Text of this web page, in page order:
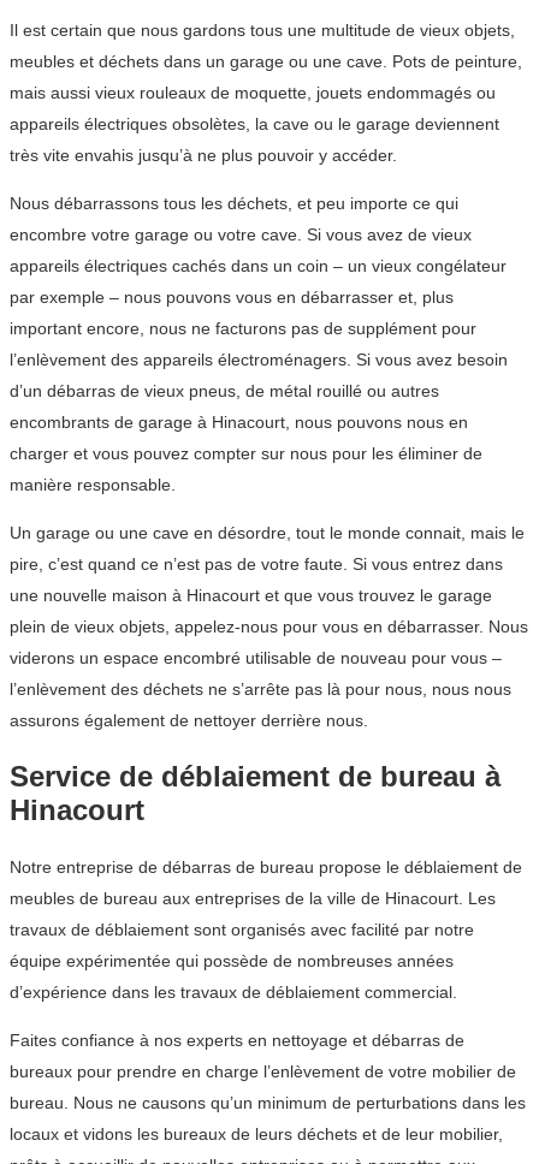
Il est certain que nous gardons tous une multitude de vieux objets,
meubles et déchets dans un garage ou une cave. Pots de peinture,
mais aussi vieux rouleaux de moquette, jouets endommagés ou
appareils électriques obsolètes, la cave ou le garage deviennent
très vite envahis jusqu’à ne plus pouvoir y accéder.
Nous débarrassons tous les déchets, et peu importe ce qui
encombre votre garage ou votre cave. Si vous avez de vieux
appareils électriques cachés dans un coin – un vieux congélateur
par exemple – nous pouvons vous en débarrasser et, plus
important encore, nous ne facturons pas de supplément pour
l’enlèvement des appareils électroménagers. Si vous avez besoin
d’un débarras de vieux pneus, de métal rouillé ou autres
encombrants de garage à Hinacourt, nous pouvons nous en
charger et vous pouvez compter sur nous pour les éliminer de
manière responsable.
Un garage ou une cave en désordre, tout le monde connait, mais le
pire, c’est quand ce n’est pas de votre faute. Si vous entrez dans
une nouvelle maison à Hinacourt et que vous trouvez le garage
plein de vieux objets, appelez-nous pour vous en débarrasser. Nous
viderons un espace encombré utilisable de nouveau pour vous –
l’enlèvement des déchets ne s’arrête pas là pour nous, nous nous
assurons également de nettoyer derrière nous.
Service de déblaiement de bureau à
Hinacourt
Notre entreprise de débarras de bureau propose le déblaiement de
meubles de bureau aux entreprises de la ville de Hinacourt. Les
travaux de déblaiement sont organisés avec facilité par notre
équipe expérimentée qui possède de nombreuses années
d’expérience dans les travaux de déblaiement commercial.
Faites confiance à nos experts en nettoyage et débarras de
bureaux pour prendre en charge l’enlèvement de votre mobilier de
bureau. Nous ne causons qu’un minimum de perturbations dans les
locaux et vidons les bureaux de leurs déchets et de leur mobilier,